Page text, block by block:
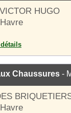
HUGO
Chaussures -